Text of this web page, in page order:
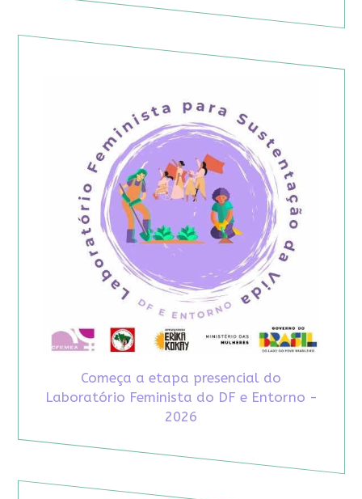
Começa a etapa presencial do
Laboratório Feminista do DF e Entorno -
2026